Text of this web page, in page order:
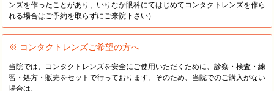
ンズを作ったことがあり、いりなか眼科にてはじめてコンタクトレンズを作ら
れる場合はご予約を取らずにご来院下さい）
※ コンタクトレンズご希望の方へ
当院では、コンタクトレンズを安全にご使用いただくために、診察・検査・練
習・処方・販売をセットで行っております。そのため、当院でのご購入がない
場合は、